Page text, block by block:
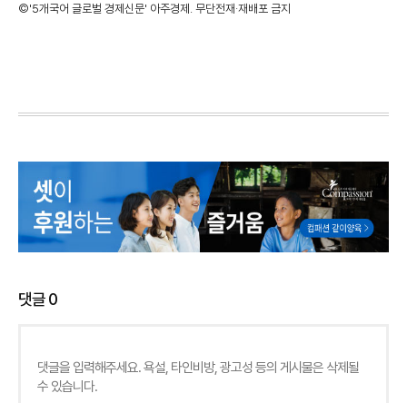
©'5개국어 글로벌 경제신문' 아주경제. 무단전재·재배포 금지
댓글0